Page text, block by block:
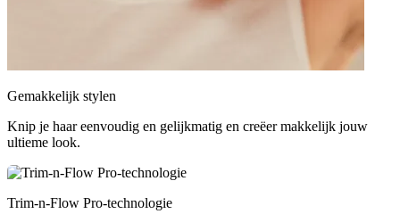
Gemakkelijk stylen
Knip je haar eenvoudig en gelijkmatig en creëer makkelijk jouw
ultieme look.
Trim-n-Flow Pro-technologie